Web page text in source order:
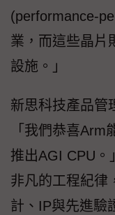
(performance-
業，而這些晶片
設施。」
新思科技產品管
「我們恭喜
推出AGI CPU。
非凡的工程紀律
計、IP與先進驗